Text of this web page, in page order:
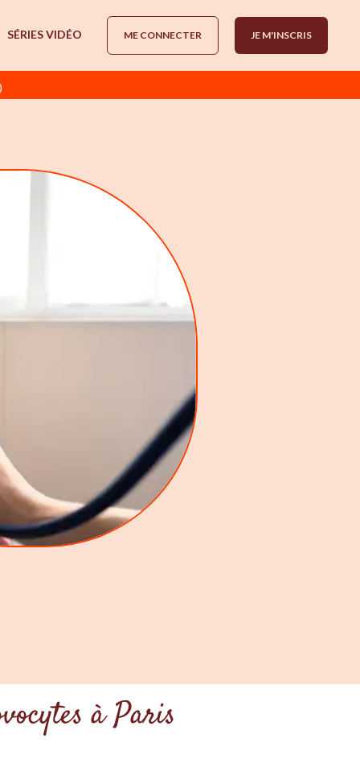
SÉRIES VIDÉO ME CONNECTER JE M'INSCRIS
à Paris